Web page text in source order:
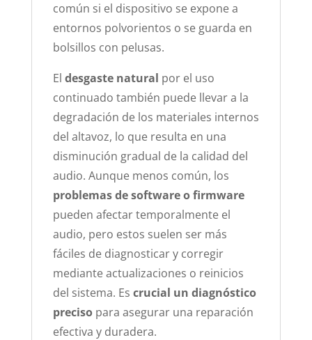
común si el dispositivo se expone a
entornos polvorientos o se guarda en
bolsillos con pelusas.
El desgaste natural por el uso
continuado también puede llevar a la
degradación de los materiales internos
del altavoz, lo que resulta en una
disminución gradual de la calidad del
audio. Aunque menos común, los
problemas de software o firmware
pueden afectar temporalmente el
audio, pero estos suelen ser más
fáciles de diagnosticar y corregir
mediante actualizaciones o reinicios
del sistema. Es crucial un diagnóstico
precisopara asegurar una reparación
efectiva y duradera.